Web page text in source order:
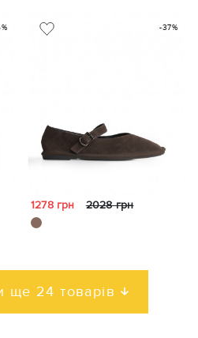
-37%
1278 грн 2028 грн
ще 24 товарів